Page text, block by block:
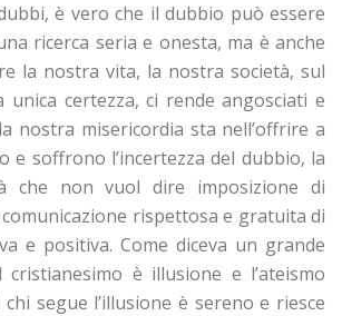
è vero che il dubbio può essere
ricerca seria e onesta, ma è anche
la nostra vita, la nostra società, sul
unica certezza, ci rende angosciati e
nostra misericordia sta nell’offrire a
e soffrono l’incertezza del dubbio, la
che non vuol dire imposizione di
comunicazione rispettosa e gratuita di
e positiva. Come diceva un grande
cristianesimo è illusione e l’ateismo
segue l’illusione è sereno e riesce